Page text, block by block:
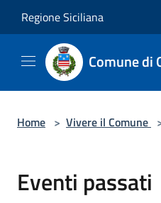
Regione Siciliana
Comune di
Home > Vivere il Comune
Eventi passati